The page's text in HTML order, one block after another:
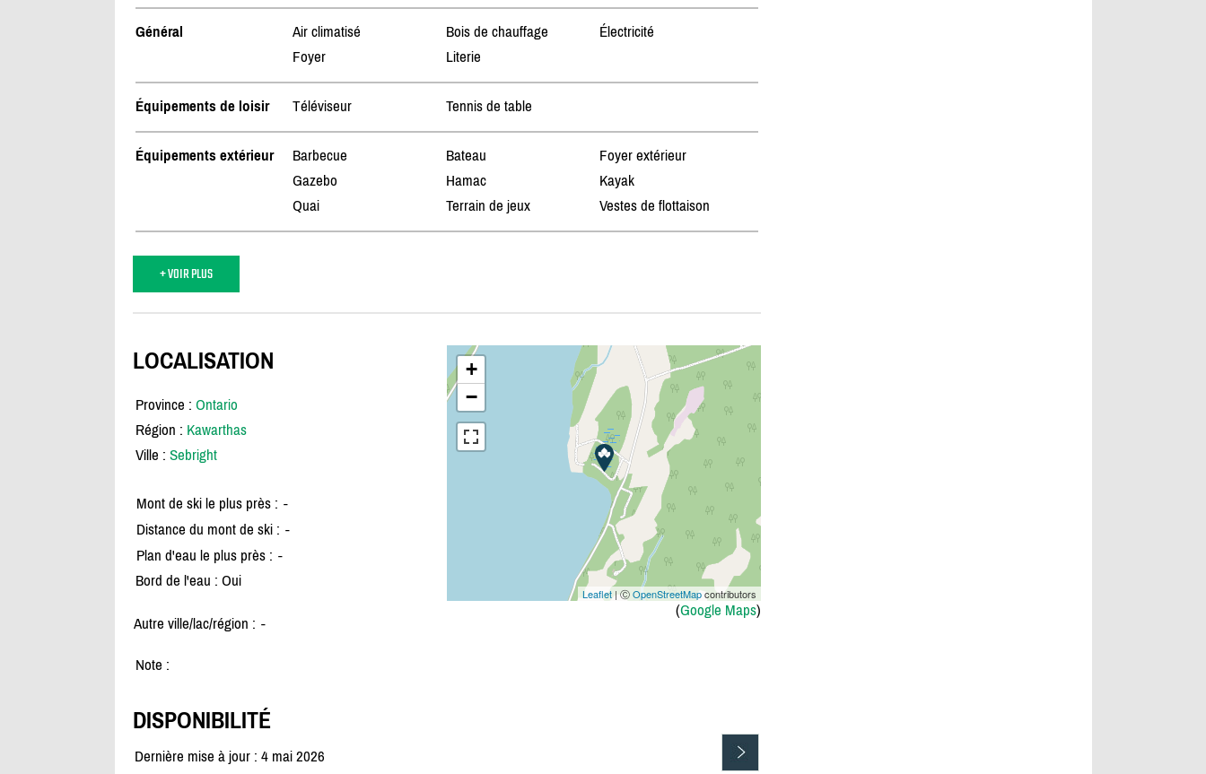
Général Air climatisé Bois de chauffage
Électricité
Foyer
Literie
Équipements de loisir Téléviseur Tennis de table
Équipements extérieur Barbecue Bateau
Foyer extérieur
Gazebo
Hamac
Kayak
Quai
Terrain de jeux Vestes de flottaison
+ VOIR PLUS
+
−
Leaflet| ⒸOpenStreetMapcontributors
(Google Maps)
LOCALISATION
Province : Ontario
Région : Kawarthas
Ville : Sebright
Mont de ski le plus près : -
Distance du mont de ski : -
Plan d'eau le plus près : -
Bord de l'eau : Oui
Autre ville/lac/région : -
Note :
DISPONIBILITÉ
Dernière mise à jour : 4 mai 2026